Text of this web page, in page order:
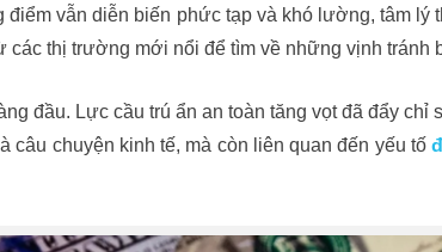
vẫn diễn biến phức tạp và khó lường, tâm
thị trường mới nổi để tìm về những vịnh tránh
đầu. Lực cầu trú ẩn an toàn tăng vọt đã đẩy
chuyện kinh tế, mà còn liên quan đến yếu tố